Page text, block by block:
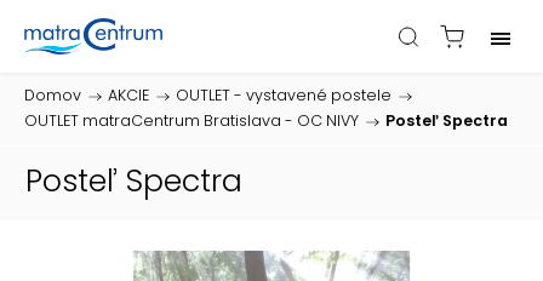
Domov / AKCIE / OUTLET - vystavené postele /
OUTLET matraCentrum Bratislava - OC NIVY / Posteľ Spectra
Posteľ Spectra